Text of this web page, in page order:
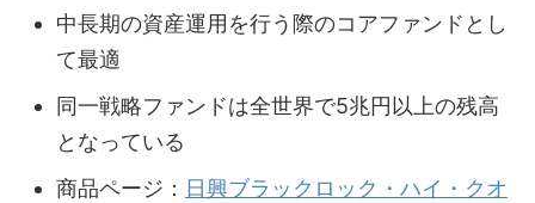
中長期の資産運用を行う際のコアファンドとし
て最適
同一戦略ファンドは全世界で5兆円以上の残高
となっている
商品ページ： 日興ブラックロック・ハイ・クオ